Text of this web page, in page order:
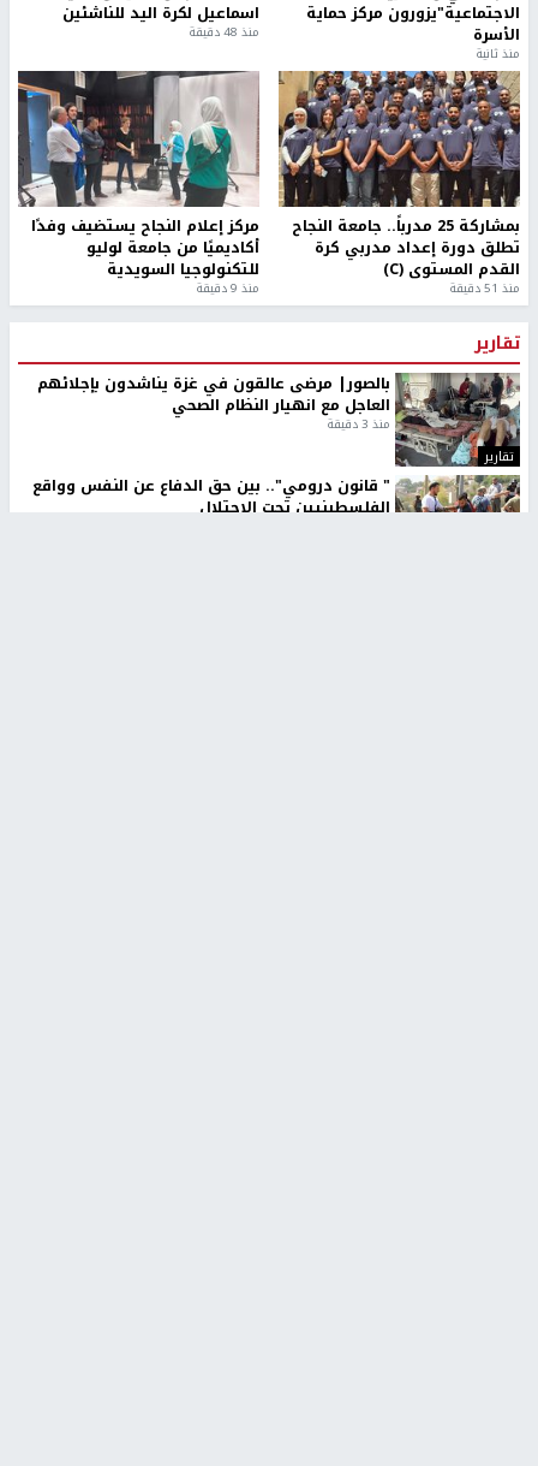
الاجتماعية"يزورون مركز حماية
الأسرة
منذ ثانية
اسماعيل لكرة اليد للناشئين
منذ 48 دقيقة
بمشاركة 25 مدرباً.. جامعة النجاح
تطلق دورة إعداد مدربي كرة
القدم المستوى (C)
منذ 51 دقيقة
مركز إعلام النجاح يستضيف وفدًا
أكاديميًا من جامعة لوليو
للتكنولوجيا السويدية
منذ 9 دقيقة
تقارير
تقارير
بالصور| مرضى عالقون في غزة يناشدون بإجلائهم
العاجل مع انهيار النظام الصحي
منذ 3 دقيقة
" قانون درومي".. بين حق الدفاع عن النفس وواقع
الفلسطينيين تحت الاحتلال